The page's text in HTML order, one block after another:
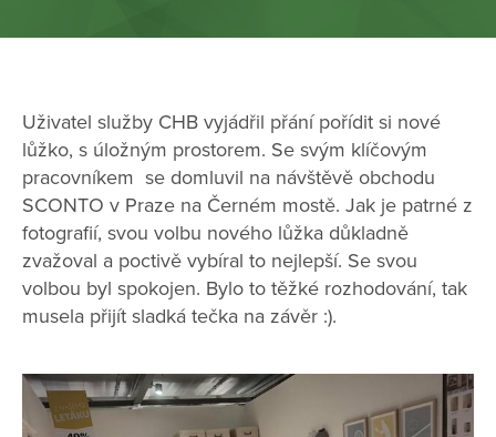
Uživatel služby CHB vyjádřil přání pořídit si nové
lůžko, s úložným prostorem. Se svým klíčovým
pracovníkem se domluvil na návštěvě obchodu
SCONTO v Praze na Černém mostě. Jak je patrné z
fotografií, svou volbu nového lůžka důkladně
zvažoval a poctivě vybíral to nejlepší. Se svou
volbou byl spokojen. Bylo to těžké rozhodování, tak
musela přijít sladká tečka na závěr :).